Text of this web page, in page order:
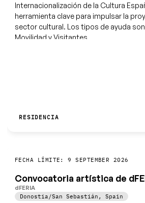
Internacionalización de la Cultura
herramienta clave para impulsar la
sector cultural. Los tipos de ayuda
Movilidad y Visitantes.
RESIDENCIA
FECHA LÍMITE: 9 SEPTEMBER 2026
Convocatoria artística de
dFERIA
Donostia/San Sebastián , Spain